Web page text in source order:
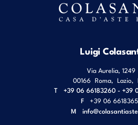
Luigi
Via Aurelia, 1249
00166 Roma, Lazio,
T
+39 06 66183260 - +39
F
+39 06
M